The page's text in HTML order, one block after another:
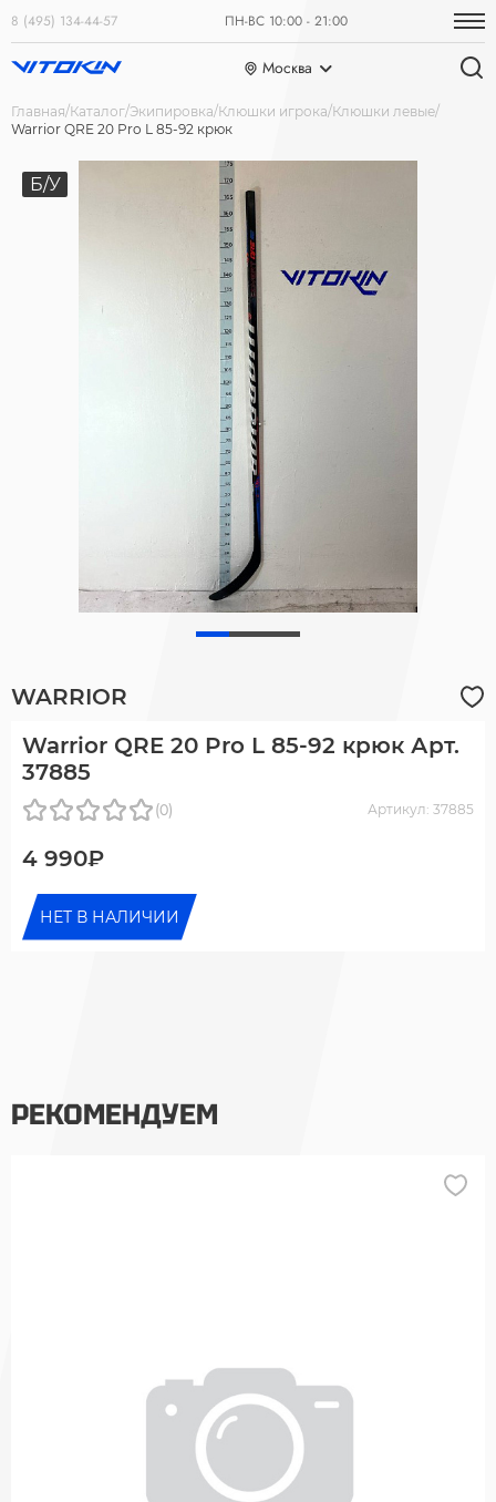
8 (495) 134-44-57 ПН-ВС 10:00 - 21:00
Москва
Главная Каталог Экипировка Клюшки игрока Клюшки левые
Warrior QRE 20 Pro L 85-92 крюк
Б/У
WARRIOR
Warrior QRE 20 Pro L 85-92 крюк Арт.
37885
(0) Артикул: 37885
4 990₽
НЕТ В НАЛИЧИИ
РЕКОМЕНДУЕМ